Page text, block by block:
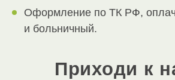
Оформление по ТК РФ,
и больничный.
Приходи к